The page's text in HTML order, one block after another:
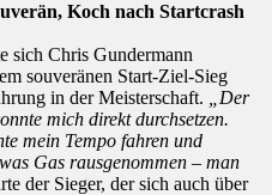
Koch nach Startcrash
sich Chris Gundermann
souveränen Start-Ziel-Sieg
in der Meisterschaft.
„Der
mich direkt durchsetzen.
mein Tempo fahren und
Gas rausgenommen – man
der Sieger, der sich auch über